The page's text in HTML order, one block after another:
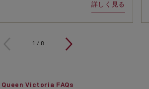
詳しく見る
1 / 8
Queen Victoria FAQs